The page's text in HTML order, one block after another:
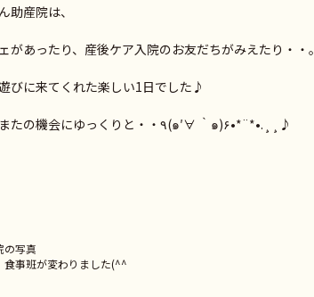
助産院は、
があったり、産後ケア入院のお友だちがみえたり・・。
びに来てくれた楽しい1日でした♪
そのお話は、またの機会にゆっくりと・・٩(๑′∀ ‵๑)۶•*¨*•.¸¸♪
の写真
食事班が変わりました(^^